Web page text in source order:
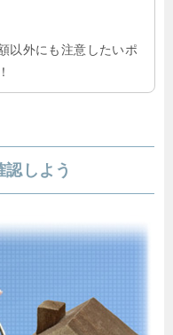
以外にも注意したいポ
しよう